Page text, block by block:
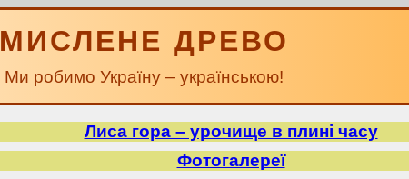
МИСЛЕНЕ ДРЕВО
Ми робимо Україну – українською!
Лиса гора – урочище в плині часу
Фотогалереї